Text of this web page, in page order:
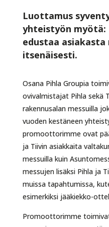
Luottamus
yhteistyön
edustaa asiakasta
itsenäisesti.
Osana Pihla Groupia
ovivalmistajat Pihla sekä
rakennusalan messuilla
vuoden kestäneen
promoottorimme ovat
ja Tiivin asiakkaita
messuilla kuin
messujen lisäksi Pihla ja
muissa tapahtumissa,
esimerkiksi jääkiekko-
Promoottorimme